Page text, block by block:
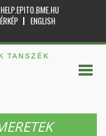
HELP.EPITO.BME.HU
ENGLISH
TANSZÉK